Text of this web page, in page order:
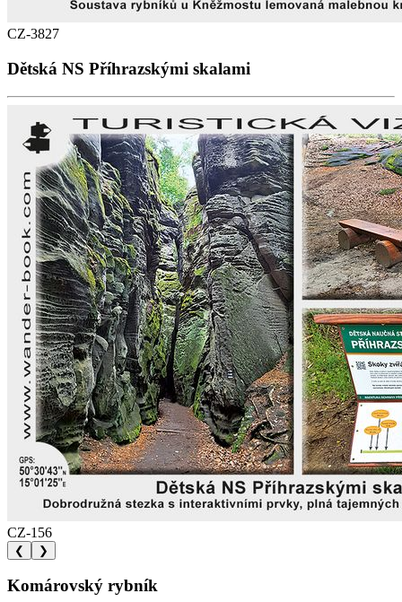
CZ-3827
Dětská NS Příhrazskými skalami
CZ-156
❮ ❯
Komárovský rybník